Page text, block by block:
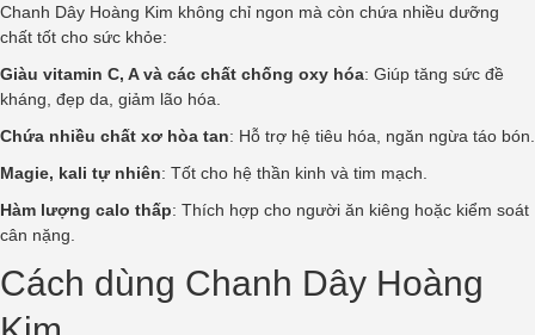
Chanh Dây Hoàng Kim không chỉ ngon mà còn chứa nhiều dưỡng
chất tốt cho sức khỏe:
Giàu vitamin C, A và các chất chống oxy hóa: Giúp tăng sức đề
kháng, đẹp da, giảm lão hóa.
Chứa nhiều chất xơ hòa tan: Hỗ trợ hệ tiêu hóa, ngăn ngừa táo bón.
Magie, kali tự nhiên: Tốt cho hệ thần kinh và tim mạch.
Hàm lượng calo thấp: Thích hợp cho người ăn kiêng hoặc kiểm soát
cân nặng.
Cách dùng Chanh Dây Hoàng